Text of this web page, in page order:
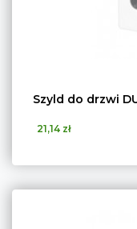
Szyld do drzwi
21,14 zł